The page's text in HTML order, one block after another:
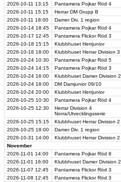
2026-10-11 13:15 Pantamera Pojkar Röd 4
2026-10-11 15:15 Herrar DM Grupp B
2026-10-11 18:00 Damer Div. 1 region
2026-10-14 18:45 Pantamera Pojkar Röd 4
2026-10-17 12:45 Pantamera Flickor Röd 3
2026-10-18 15:15 Klubbhuset Herrjunior
2026-10-18 18:00 Klubbhuset Herrar Division 3
2026-10-24 10:30 Pantamera Pojkar Röd 5
2026-10-24 14:15 Pantamera Pojkar Röd 3
2026-10-24 16:00 Klubbhuset Damer Division 2
2026-10-24 18:00 DM Damjunior 09/10
2026-10-24 20:00 Klubbhuset Herrjunior
2026-10-25 10:30 Pantamera Pojkar Röd 4
2026-10-25 12:30
Herrar Division 4
Norra/Utvecklingsserie
2026-10-25 15:15 Klubbhuset Herrar Division 2
2026-10-25 18:00 Damer Div. 1 region
2026-10-31 14:00 Klubbhuset Herrar Division 2
November
2026-11-01 14:00 Pantamera Pojkar Röd 8
2026-11-01 16:00 Klubbhuset Damer Division 2
2026-11-07 12:45 Pantamera Flickor Röd 3
2026-11-08 12:45 Pantamera Flickor Röd 3